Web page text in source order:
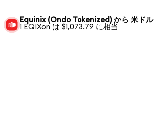
Equinix (Ondo Tokenized) から 米ドル
1 EQIXon は $1,073.79 に相当